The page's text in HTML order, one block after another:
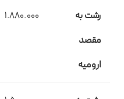
رشت به
مقصد
ارومیه
1.880.000